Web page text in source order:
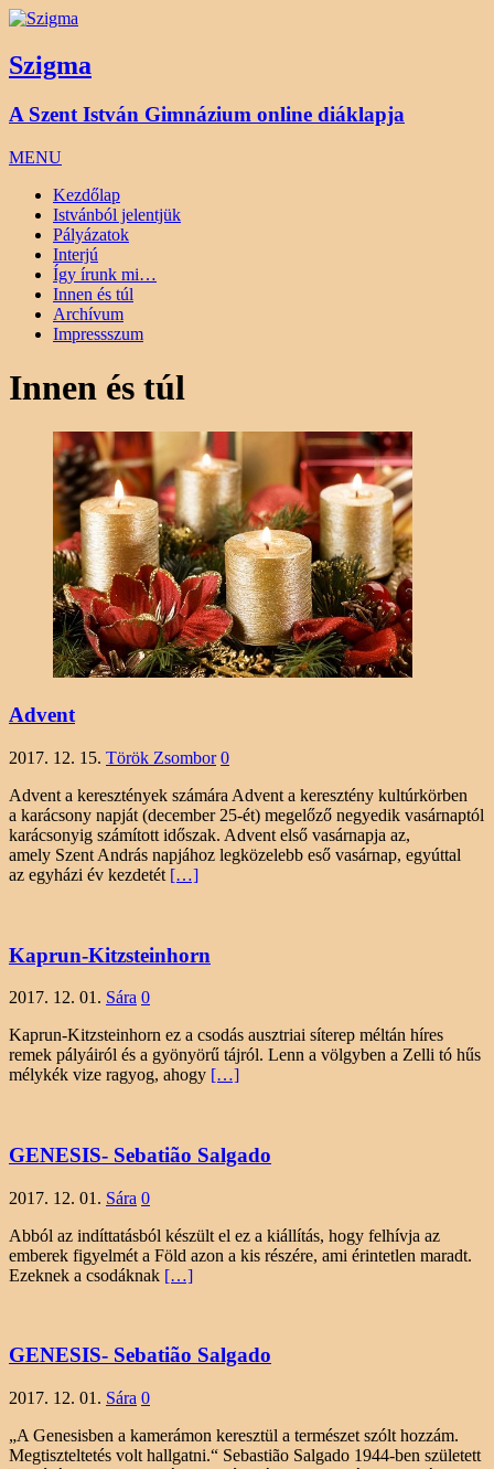
Szigma
A Szent István Gimnázium online diáklapja
MENU
Kezdőlap
Istvánból jelentjük
Pályázatok
Interjú
Így írunk mi…
Innen és túl
Archívum
Impressszum
Innen és túl
Advent
2017. 12. 15. Török Zsombor 0
Advent a keresztények számára Advent a keresztény kultúrkörben
a karácsony napját (december 25-ét) megelőző negyedik vasárnaptól
karácsonyig számított időszak. Advent első vasárnapja az,
amely Szent András napjához legközelebb eső vasárnap, egyúttal
az egyházi év kezdetét […]
Kaprun-Kitzsteinhorn
2017. 12. 01. Sára 0
Kaprun-Kitzsteinhorn ez a csodás ausztriai síterep méltán híres
remek pályáiról és a gyönyörű tájról. Lenn a völgyben a Zelli tó hűs
mélykék vize ragyog, ahogy […]
GENESIS- Sebatião Salgado
2017. 12. 01. Sára 0
Abból az indíttatásból készült el ez a kiállítás, hogy felhívja az
emberek figyelmét a Föld azon a kis részére, ami érintetlen maradt.
Ezeknek a csodáknak […]
GENESIS- Sebatião Salgado
2017. 12. 01. Sára 0
„A Genesisben a kamerámon keresztül a természet szólt hozzám.
Megtiszteltetés volt hallgatni.“ Sebastião Salgado 1944-ben született